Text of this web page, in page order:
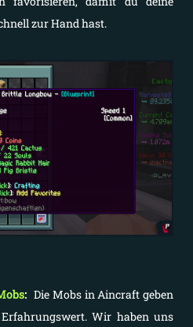
zur Hand hast.
: Die Mobs in Aincraft geben
Wir haben uns